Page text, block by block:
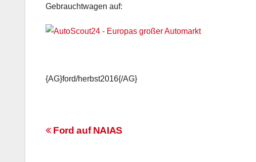
Gebrauchtwagen auf:
{AG}ford/herbst2016{/AG}
Beitrags-
Ford auf NAIAS